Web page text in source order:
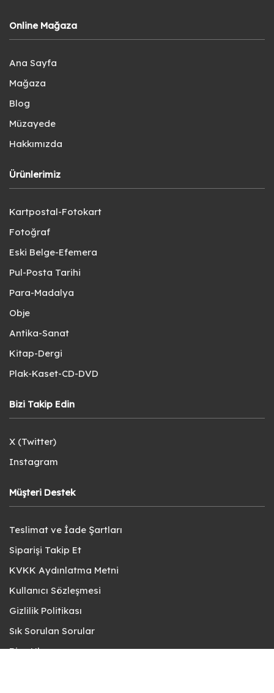
Online Mağaza
Ana Sayfa
Mağaza
Blog
Müzayede
Hakkımızda
Ürünlerimiz
Kartpostal-Fotokart
Fotoğraf
Eski Belge-Efemera
Pul-Posta Tarihi
Para-Madalya
Obje
Antika-Sanat
Kitap-Dergi
Plak-Kaset-CD-DVD
Bizi Takip Edin
X (Twitter)
Instagram
Müşteri Destek
Teslimat ve İade Şartları
Siparişi Takip Et
KVKK Aydınlatma Metni
Kullanıcı Sözleşmesi
Gizlilik Politikası
Sık Sorulan Sorular
Bize Ulaşın